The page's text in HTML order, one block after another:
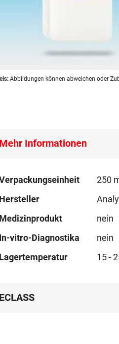
Abbildungen können abweichen oder
Mehr Informationen
250
Hersteller
Medizinprodukt
nein
In-vitro-Diagnostika
nein
Lagertemperatur
15 -
ECLASS